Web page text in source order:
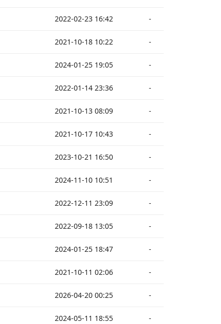
2022-02-23 16:42 -
2021-10-18 10:22 -
2024-01-25 19:05 -
2022-01-14 23:36 -
2021-10-13 08:09 -
2021-10-17 10:43 -
2023-10-21 16:50 -
2024-11-10 10:51 -
2022-12-11 23:09 -
2022-09-18 13:05 -
2024-01-25 18:47 -
2021-10-11 02:06 -
2026-04-20 00:25 -
2024-05-11 18:55 -